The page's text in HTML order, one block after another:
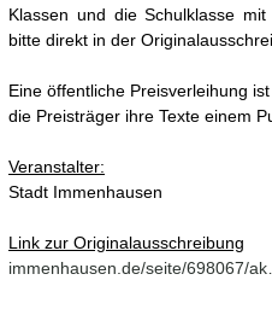
Klassen und die Schulklasse
bitte direkt in der
Eine öffentliche Preisverleihung
die Preisträger ihre Texte einem
Veranstalter:
Stadt Immenhausen
Link zur Originalausschreibung
immenhausen.de/seite/698067/